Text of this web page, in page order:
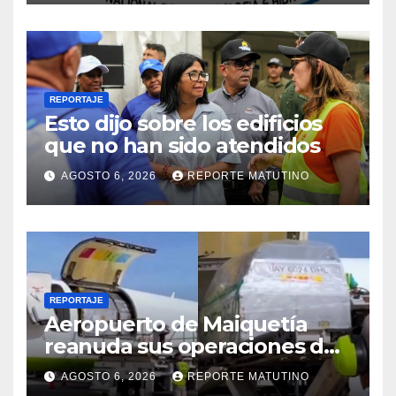
2026
REPORTAJE
Esto dijo sobre los edificios
que no han sido atendidos
AGOSTO 6, 2026 REPORTE MATUTINO
REPORTAJE
Aeropuerto de Maiquetía
reanuda sus operaciones de
carga con primer vuelo
desde Panamá
AGOSTO 6, 2026 REPORTE MATUTINO